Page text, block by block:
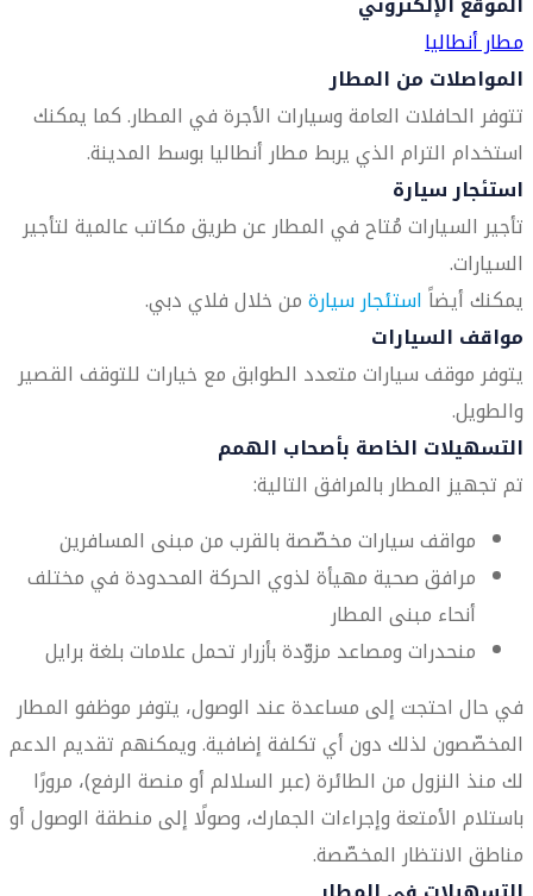
مطار أنطاليا
المواصلات من المطار
تتوفر الحافلات العامة وسيارات الأجرة في المطار. كما يمكنك
استخدام الترام الذي يربط مطار أنطاليا بوسط المدينة.
استئجار سيارة
تأجير السيارات مُتاح في المطار عن طريق مكاتب عالمية لتأجير
السيارات.
يمكنك أيضاًاستئجار سيارةمن خلال فلاي دبي.
مواقف السيارات
يتوفر موقف سيارات متعدد الطوابق مع خيارات للتوقف القصير
والطويل.
التسهيلات الخاصة بأصحاب الهمم
تم تجهيز المطار بالمرافق التالية:
مواقف سيارات مخصّصة بالقرب من مبنى المسافرين
مرافق صحية مهيأة لذوي الحركة المحدودة في مختلف
أنحاء مبنى المطار
منحدرات ومصاعد مزوّدة بأزرار تحمل علامات بلغة برايل
في حال احتجت إلى مساعدة عند الوصول، يتوفر موظفو المطار
المخصّصون لذلك دون أي تكلفة إضافية. ويمكنهم تقديم الدعم
لك منذ النزول من الطائرة (عبر السلالم أو منصة الرفع)، مرورًا
باستلام الأمتعة وإجراءات الجمارك، وصولًا إلى منطقة الوصول أو
مناطق الانتظار المخصّصة.